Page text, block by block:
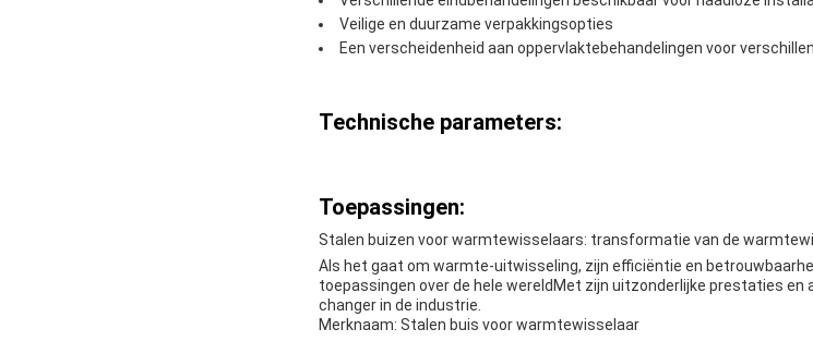
Veilige en duurzame verpakkingsopties
Een verscheidenheid aan oppervlaktebehandelingen voor
Technische parameters:
Toepassingen:
Stalen buizen voor warmtewisselaars: transformatie van de
Als het gaat om warmte-uitwisseling, zijn efficiëntie en
toepassingen over de hele wereldMet zijn uitzonderlijke prestaties en
changer in de industrie.
Merknaam: Stalen buis voor warmtewisselaar